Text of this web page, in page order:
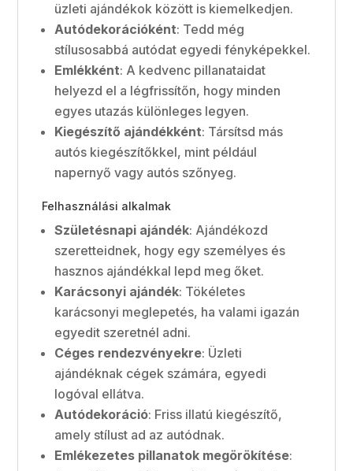
üzleti ajándékok között is kiemelkedjen.
Autódekorációként: Tedd még
stílusosabbá autódat egyedi fényképekkel.
Emlékként: A kedvenc pillanataidat
helyezd el a légfrissítőn, hogy minden
egyes utazás különleges legyen.
Kiegészítő ajándékként: Társítsd más
autós kiegészítőkkel, mint például
napernyő vagy autós szőnyeg.
Felhasználási alkalmak
Születésnapi ajándék: Ajándékozd
szeretteidnek, hogy egy személyes és
hasznos ajándékkal lepd meg őket.
Karácsonyi ajándék: Tökéletes
karácsonyi meglepetés, ha valami igazán
egyedit szeretnél adni.
Céges rendezvényekre: Üzleti
ajándéknak cégek számára, egyedi
logóval ellátva.
Autódekoráció: Friss illatú kiegészítő,
amely stílust ad az autódnak.
Emlékezetes pillanatok megörökítése: